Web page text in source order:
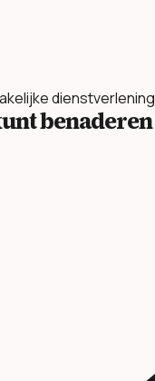
dienstverlening
benaderen